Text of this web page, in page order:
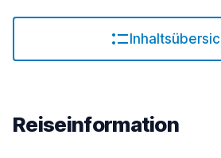
Reiseinformation